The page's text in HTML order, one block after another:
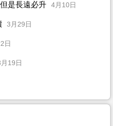
是長遠必升 4月10日
3月29日
日
19日